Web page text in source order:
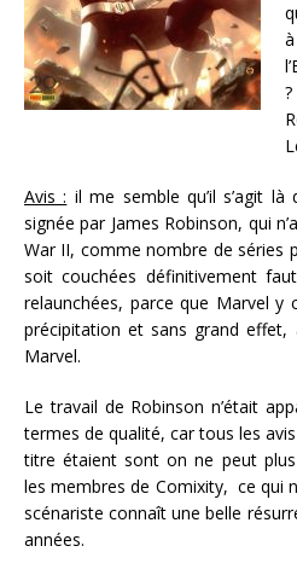
Avis : il me semble qu’il s’agit
signée par James Robinson, qui
War II, comme nombre de séries
soit couchées définitivement
relaunchées, parce que Marvel
précipitation et sans grand effet,
Marvel.
Le travail de Robinson n’était
termes de qualité, car tous les
titre étaient sont on ne peut
les membres de Comixity, ce qui
scénariste connaît une belle
années.